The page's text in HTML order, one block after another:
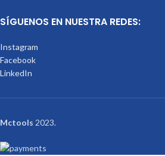
SÍGUENOS EN NUESTRA REDES:
Instagram
Facebook
LinkedIn
Mctools 2023.